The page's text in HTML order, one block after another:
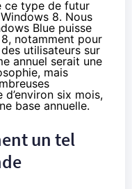
ce type de futur
8. Nous
Blue puisse
notamment pour
utilisateurs sur
annuel serait une
mais
six mois,
base annuelle.
un tel